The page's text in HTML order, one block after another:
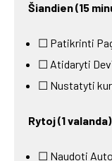
Šiandien (15
☐ Patikrinti
☐ Atidaryti
☐ Nustatyti
Rytoj (1
☐ Naudoti